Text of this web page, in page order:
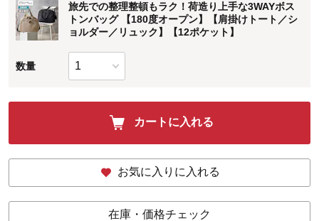
旅先での整理整頓もラク！荷造り上手な3WAYボス
トンバッグ 【180度オープン】【肩掛けトート／シ
ョルダー／リュック】【12ポケット】
数量
カートに入れる
お気に入りに入れる
在庫・価格チェック